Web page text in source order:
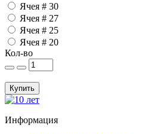
Ячея # 30
Ячея # 27
Ячея # 25
Ячея # 20
Кол-во
Купить
Информация